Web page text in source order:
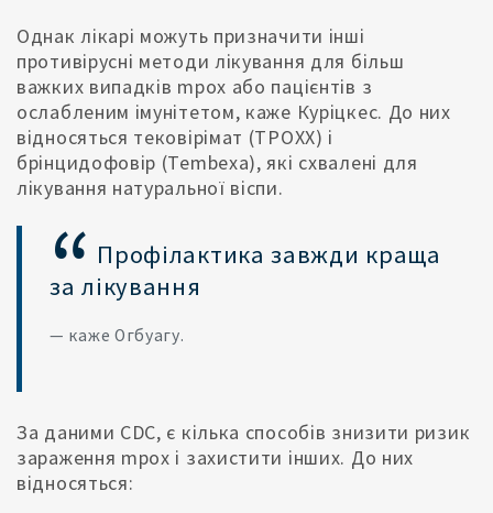
Однак лікарі можуть призначити інші
противірусні методи лікування для більш
важких випадків mpox або пацієнтів з
ослабленим імунітетом, каже Куріцкес. До них
відносяться тековірімат (TPOXX) і
брінцидофовір (Tembexa), які схвалені для
лікування натуральної віспи.
Профілактика завжди краща
за лікування
— каже Огбуагу.
За даними CDC, є кілька способів знизити ризик
зараження mpox і захистити інших. До них
відносяться: